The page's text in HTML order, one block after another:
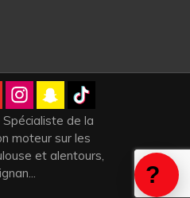
de la
moteur sur les
et alentours,